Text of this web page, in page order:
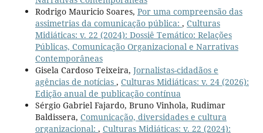
Rodrigo Mauricio Soares, Por uma compreensão das
assimetrias da comunicação pública: , Culturas
Midiáticas: v. 22 (2024): Dossiê Temático: Relações
Públicas, Comunicação Organizacional e Narrativas
Contemporâneas
Gisela Cardoso Teixeira, Jornalistas-cidadãos e
agências de notícias , Culturas Midiáticas: v. 24 (2026):
Edição anual de publicação contínua
Sérgio Gabriel Fajardo, Bruno Vinhola, Rudimar
Baldissera, Comunicação, diversidades e cultura
organizacional: , Culturas Midiáticas: v. 22 (2024):